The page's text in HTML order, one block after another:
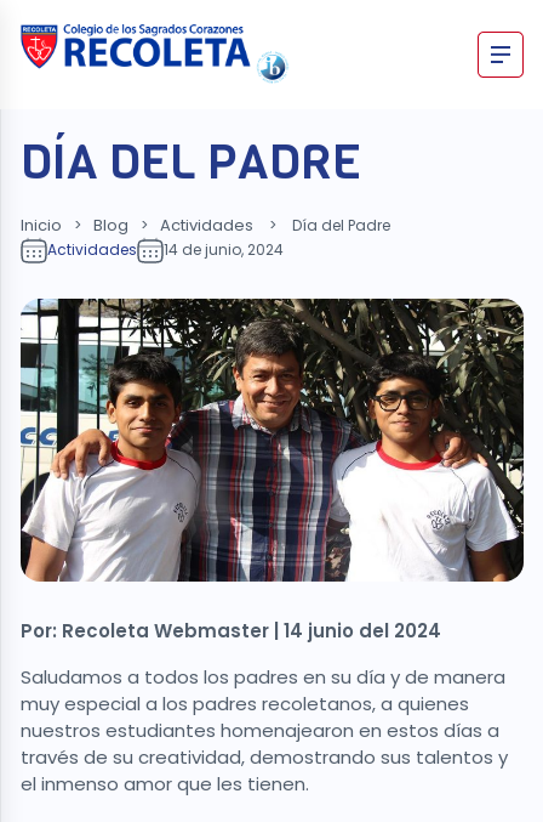
content
DÍA DEL PADRE
Inicio > Blog > Actividades >
Día del Padre
Actividades
14 de junio, 2024
Por: Recoleta Webmaster | 14 junio del 2024
Saludamos a todos los padres en su día y de manera
muy especial a los padres recoletanos, a quienes
nuestros estudiantes homenajearon en estos días a
través de su creatividad, demostrando sus talentos y
el inmenso amor que les tienen.